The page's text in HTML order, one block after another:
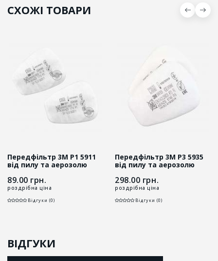
СХОЖІ ТОВАРИ
Передфільтр 3M P1 5911
від пилу та аерозолю
89.00 грн.
роздрібна ціна
Відгуки (0)
Передфільтр 3M Р3 5935
від пилу та аерозолю
298.00 грн.
роздрібна ціна
Відгуки (0)
ВІДГУКИ